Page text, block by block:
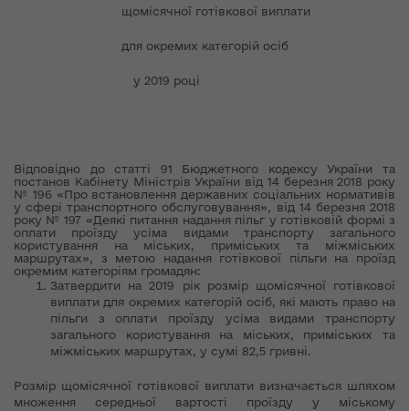
щомісячної готівкової виплати
для окремих категорій осіб
у 2019 році
Відповідно до статті 91 Бюджетного кодексу України та
постанов Кабінету Міністрів України від 14 березня 2018 року
№ 196 «Про встановлення державних соціальних нормативів
у сфері транспортного обслуговування», від 14 березня 2018
року № 197 «Деякі питання надання пільг у готівковій формі з
оплати проїзду усіма видами транспорту загального
користування на міських, приміських та міжміських
маршрутах», з метою надання готівкової пільги на проїзд
окремим категоріям громадян:
Затвердити на 2019 рік розмір щомісячної готівкової
виплати для окремих категорій осіб, які мають право на
пільги з оплати проїзду усіма видами транспорту
загального користування на міських, приміських та
міжміських маршрутах, у сумі 82,5 гривні.
Розмір щомісячної готівкової виплати визначається шляхом
множення середньої вартості проїзду у міському